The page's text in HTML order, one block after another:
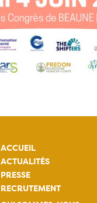
ACCUEIL
ACTUALITÉS
PRESSE
RECRUTEMENT